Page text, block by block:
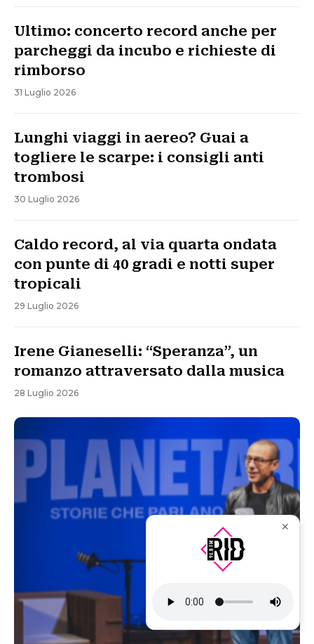
Ultimo: concerto record anche per
parcheggi da incubo e richieste di
rimborso
31 Luglio 2026
Lunghi viaggi in aereo? Guai a
togliere le scarpe: i consigli anti
trombosi
30 Luglio 2026
Caldo record, al via quarta ondata
con punte di 40 gradi e notti super
tropicali
29 Luglio 2026
Irene Gianeselli: “Speranza”, un
romanzo attraversato dalla musica
28 Luglio 2026
✕